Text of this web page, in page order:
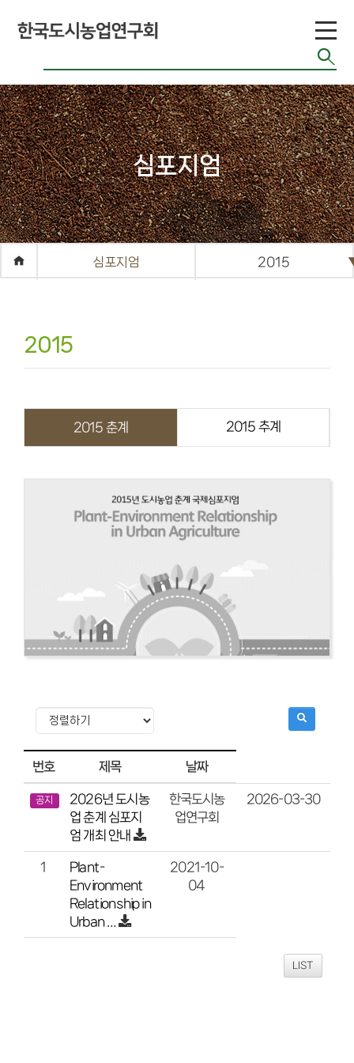
도시농업 법령
반려식물
관련 사이트
커
뮤
니
티
도시농업 관련
심포지엄
심포지엄 2015
2015
2015 춘계 2015 추계
번호 제목 날짜
공지 2026년 도시농
업 춘계 심포지
엄 개최 안내
한국도시농
업연구회
2026-03-30
1 Plant-
Environment
Relationship in
Urban …
2021-10-
04
LIST